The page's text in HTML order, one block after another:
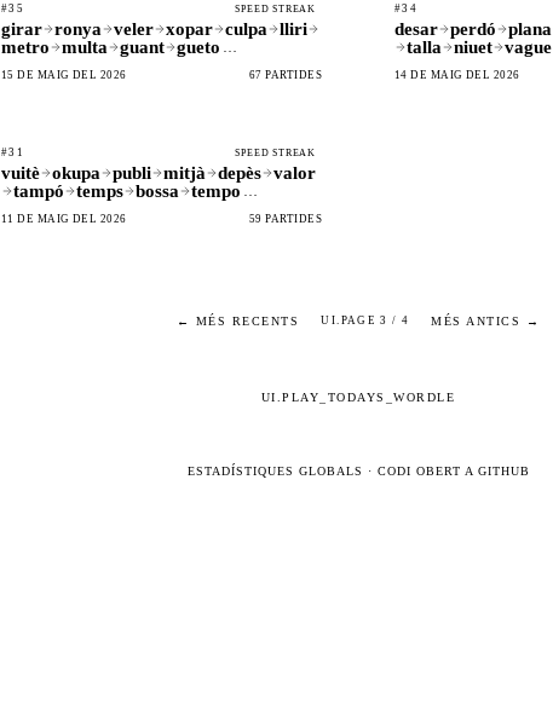
#35 SPEED STREAK
girar ronya veler xopar culpa
lliri
metro
multa guant gueto …
15 DE MAIG DEL 2026 67 PARTIDES
#34
desar perdó plana
talla
niuet vague
14 DE MAIG DEL 2026
#31 SPEED STREAK
vuitè okupa publi mitjà depès
valor
tampó
temps bossa tempo …
11 DE MAIG DEL 2026 59 PARTIDES
← MÉS RECENTS UI.PAGE 3 / 4 MÉS ANTICS →
UI.PLAY_TODAYS_WORDLE
ESTADÍSTIQUES GLOBALS · CODI OBERT A GITHUB